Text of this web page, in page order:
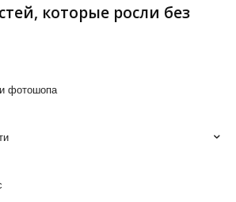
которые росли без
фотошопа